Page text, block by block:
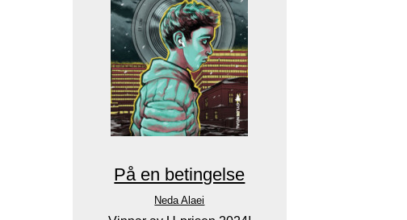
På en betingelse
Neda Alaei